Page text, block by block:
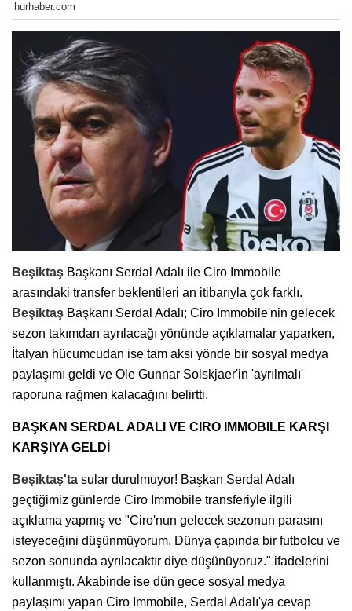
hurhaber.com
Beşiktaş Başkanı Serdal Adalı ile Ciro Immobile
arasındaki transfer beklentileri an itibarıyla çok farklı.
Beşiktaş Başkanı Serdal Adalı; Ciro Immobile'nin gelecek
sezon takımdan ayrılacağı yönünde açıklamalar yaparken,
İtalyan hücumcudan ise tam aksi yönde bir sosyal medya
paylaşımı geldi ve Ole Gunnar Solskjaer'in 'ayrılmalı'
raporuna rağmen kalacağını belirtti.
BAŞKAN SERDAL ADALI VE CIRO IMMOBILE KARŞI
KARŞIYA GELDİ
Beşiktaş'ta sular durulmuyor! Başkan Serdal Adalı
geçtiğimiz günlerde Ciro Immobile transferiyle ilgili
açıklama yapmış ve "Ciro'nun gelecek sezonun parasını
isteyeceğini düşünmüyorum. Dünya çapında bir futbolcu ve
sezon sonunda ayrılacaktır diye düşünüyoruz." ifadelerini
kullanmıştı. Akabinde ise dün gece sosyal medya
paylaşımı yapan Ciro Immobile, Serdal Adalı'ya cevap